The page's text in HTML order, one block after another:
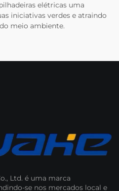
elétricas uma
iniciativas verdes e atraindo
meio ambiente.
Ltd. é uma marca
se nos mercados local e